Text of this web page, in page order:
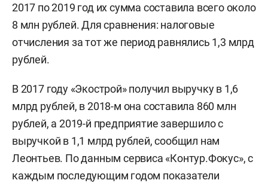
2017 по 2019 год их сумма составила всего около
8 млн рублей. Для сравнения: налоговые
отчисления за тот же период равнялись 1,3 млрд
рублей.
В 2017 году «Экострой» получил выручку в 1,6
млрд рублей, в 2018-м она составила 860 млн
рублей, а 2019-й предприятие завершило с
выручкой в 1,1 млрд рублей, сообщил нам
Леонтьев. По данным сервиса «Контур.Фокус», с
каждым последующим годом показатели